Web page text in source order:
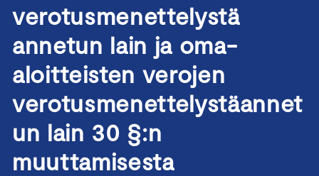
verotusmenettelystä
annetun lain ja oma-
aloitteisten verojen
verotusmenettelystäannet
un lain 30 §:n
muuttamisesta